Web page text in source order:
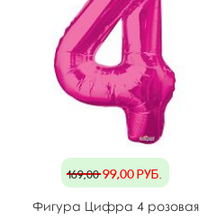
169,0099,00руб.
Фигура Цифра 4 розовая